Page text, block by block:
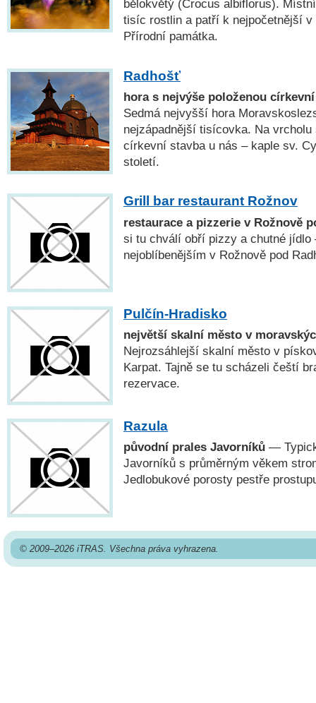
bělokvětý (Crocus albiflorus).
tisíc rostlin a patří k nejpočetnější v
Přírodní památka.
Radhošť
hora s nejvýše položenou
Sedmá nejvyšší hora
nejzápadnější tisícovka. Na
církevní stavba u nás – kaple sv.
století.
Grill bar restaurant Rožnov
restaurace a pizzerie v Rožnově
si tu chválí obří pizzy a chutné jídlo
nejoblíbenějším v Rožnově pod
Pulčín-Hradisko
největší skalní město v
Nejrozsáhlejší skalní město v
Karpat. Tajně se tu scházeli čeští
rezervace.
Razula
původní prales Javorníků —
Javorníků s průměrným věkem
Jedlobukové porosty pestře
© 2009–2026 iTRAS. Všechna práva vyhrazena.